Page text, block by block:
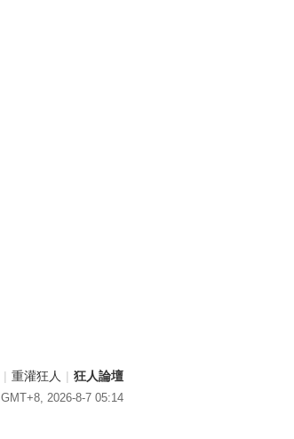
| 重灌狂人 | 狂人論壇
GMT+8, 2026-8-7 05:14